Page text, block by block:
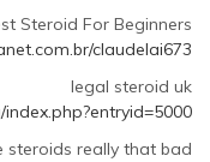
Steroid For Beginners
claudelai673
legal steroid uk
steroids really that bad